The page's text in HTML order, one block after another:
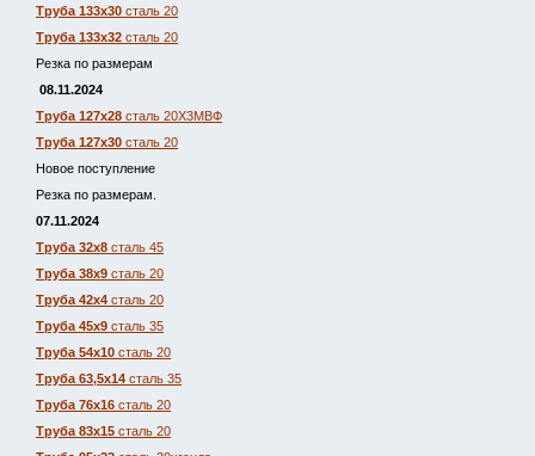
Труба 133х30 сталь 20
Труба 133х32 сталь 20
Резка по размерам
08.11.2024
Труба 127х28 сталь 20Х3МВФ
Труба 127х30 сталь 20
Новое поступление
Резка по размерам.
07.11.2024
Труба 32х8 сталь 45
Труба 38х9 сталь 20
Труба 42х4 сталь 20
Труба 45х9 сталь 35
Труба 54х10 сталь 20
Труба 63,5х14 сталь 35
Труба 76х16 сталь 20
Труба 83х15 сталь 20